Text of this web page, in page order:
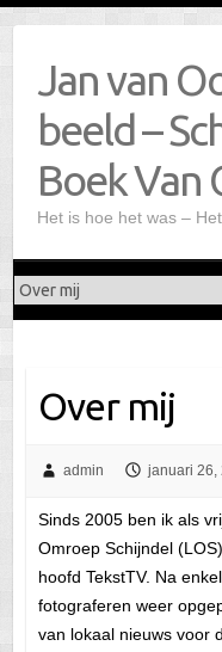
Jan van
beeld –
Boek Van
Het is hoe het was –
Over mij
admin januari 26,
Sinds 2005 ben ik als
Omroep Schijndel
hoofd TekstTV. Na
fotograferen weer
van lokaal nieuws voor